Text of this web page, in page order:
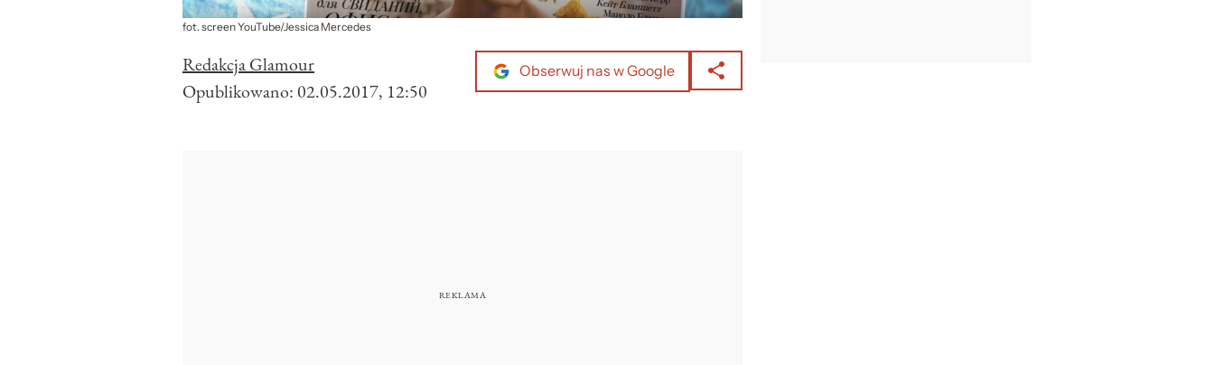
fot. screen YouTube/Jessica Mercedes
Redakcja Glamour
Opublikowano: 02.05.2017, 12:50
Obserwuj nas w Google